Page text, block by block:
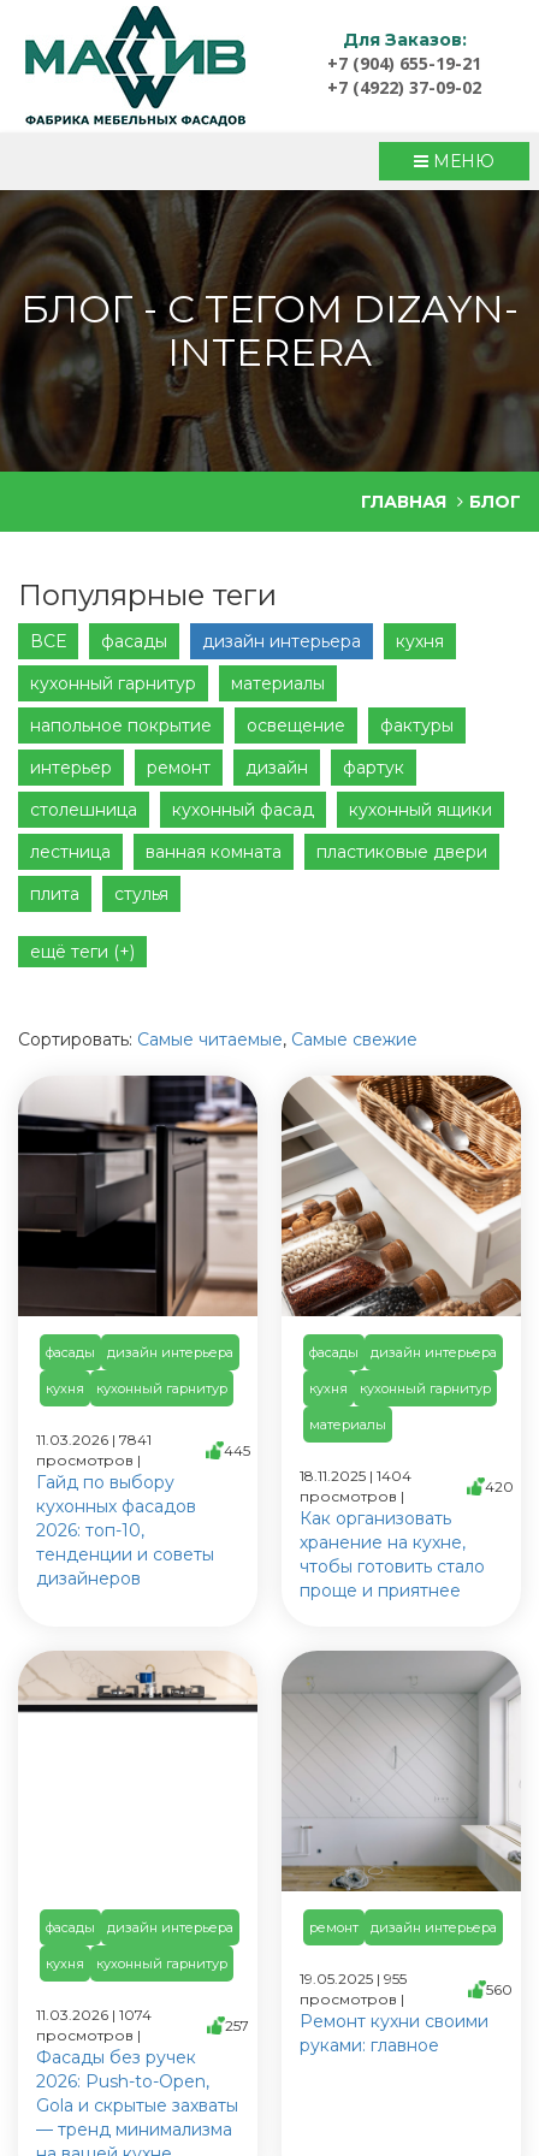
Для Заказов:
+7 (904) 655-19-21
+7 (4922) 37-09-02
МЕНЮ
БЛОГ - С ТЕГОМ DIZAYN-
INTERERA
ГЛАВНАЯ БЛОГ
Популярные теги
ВСЕ фасады дизайн интерьера
кухня
кухонный гарнитур
материалы
напольное покрытие
освещение
фактуры
интерьер
ремонт дизайн
фартук
столешница
кухонный фасад
кухонный ящики
лестница
ванная комната
пластиковые двери
плита
стулья
ещё теги (+)
Сортировать: Самые читаемые, Самые свежие
фасады дизайн интерьера
кухня кухонный гарнитур
11.03.2026 | 7841
просмотров |
445
Гайд по выбору
кухонных фасадов
2026: топ-10,
тенденции и советы
дизайнеров
фасады дизайн интерьера
кухня кухонный гарнитур
материалы
18.11.2025 | 1404
просмотров |
420
Как организовать
хранение на кухне,
чтобы готовить стало
проще и приятнее
фасады дизайн интерьера
кухня кухонный гарнитур
11.03.2026 | 1074
просмотров |
257
Фасады без ручек
2026: Push-to-Open,
Gola и скрытые захваты
— тренд минимализма
ремонт дизайн интерьера
19.05.2025 | 955
просмотров |
560
Ремонт кухни своими
руками: главное